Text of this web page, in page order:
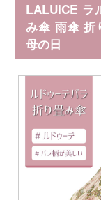
LALUICE ラ
み傘 雨傘 折
母の日